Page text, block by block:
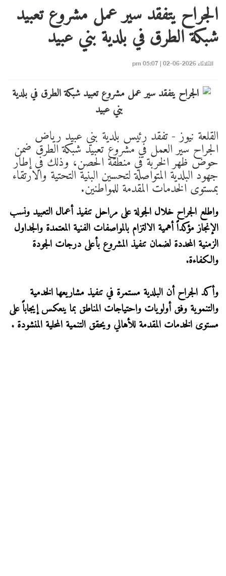
الجراح يتفقد سير عمل مشروع تعبيد
شبكة الطرق في بلدية بني عبيد
الثلاثاء 2026-06-02 | 05:07 pm
القلعة نيوز - تفقد رئيس بلدية بني عبيد رياض
الجراح سير العمل في مشروع تعبيد شبكة الطرق ضمن
حوض ظهر الخربة في منطقة الحصن، وذلك في إطار
جهود البلدية المتواصلة لتحسين البنية التحتية والارتقاء
بمستوى الخدمات المقدمة للمواطنين.
واطلع الجراح خلال الجولة على مراحل تنفيذ أعمال التعبيد ونسب
الإنجاز مؤكداً أهمية الالتزام بالمواصفات الفنية المعتمدة والجداول
الزمنية المحددة لضمان تنفيذ المشروع بأعلى درجات الجودة
والكفاءة.
وأكد الجراح أن البلدية مستمرة في تنفيذ مشاريعها الخدمية
والتنموية وفق أولويات واحتياجات المناطق بما ينعكس إيجاباً على
مستوى الخدمات المقدمة للأهالي ويحقق التنمية المحلية المنشودة .